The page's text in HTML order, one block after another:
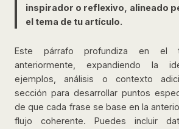
inspirador o reflexivo, alineado
el tema de tu artículo.
Este párrafo profundiza en el
anteriormente, expandiendo la
ejemplos, análisis o contexto
sección para desarrollar puntos
de que cada frase se base en la
flujo coherente. Puedes incluir